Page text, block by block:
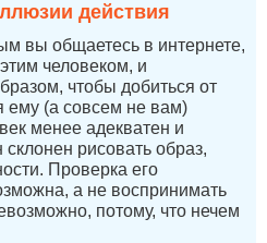
действия
вы общаетесь в интернете,
человеком, и
чтобы добиться от
ему (а совсем не вам)
менее адекватен и
рисовать образ,
Проверка его
а не воспринимать
потому, что нечем